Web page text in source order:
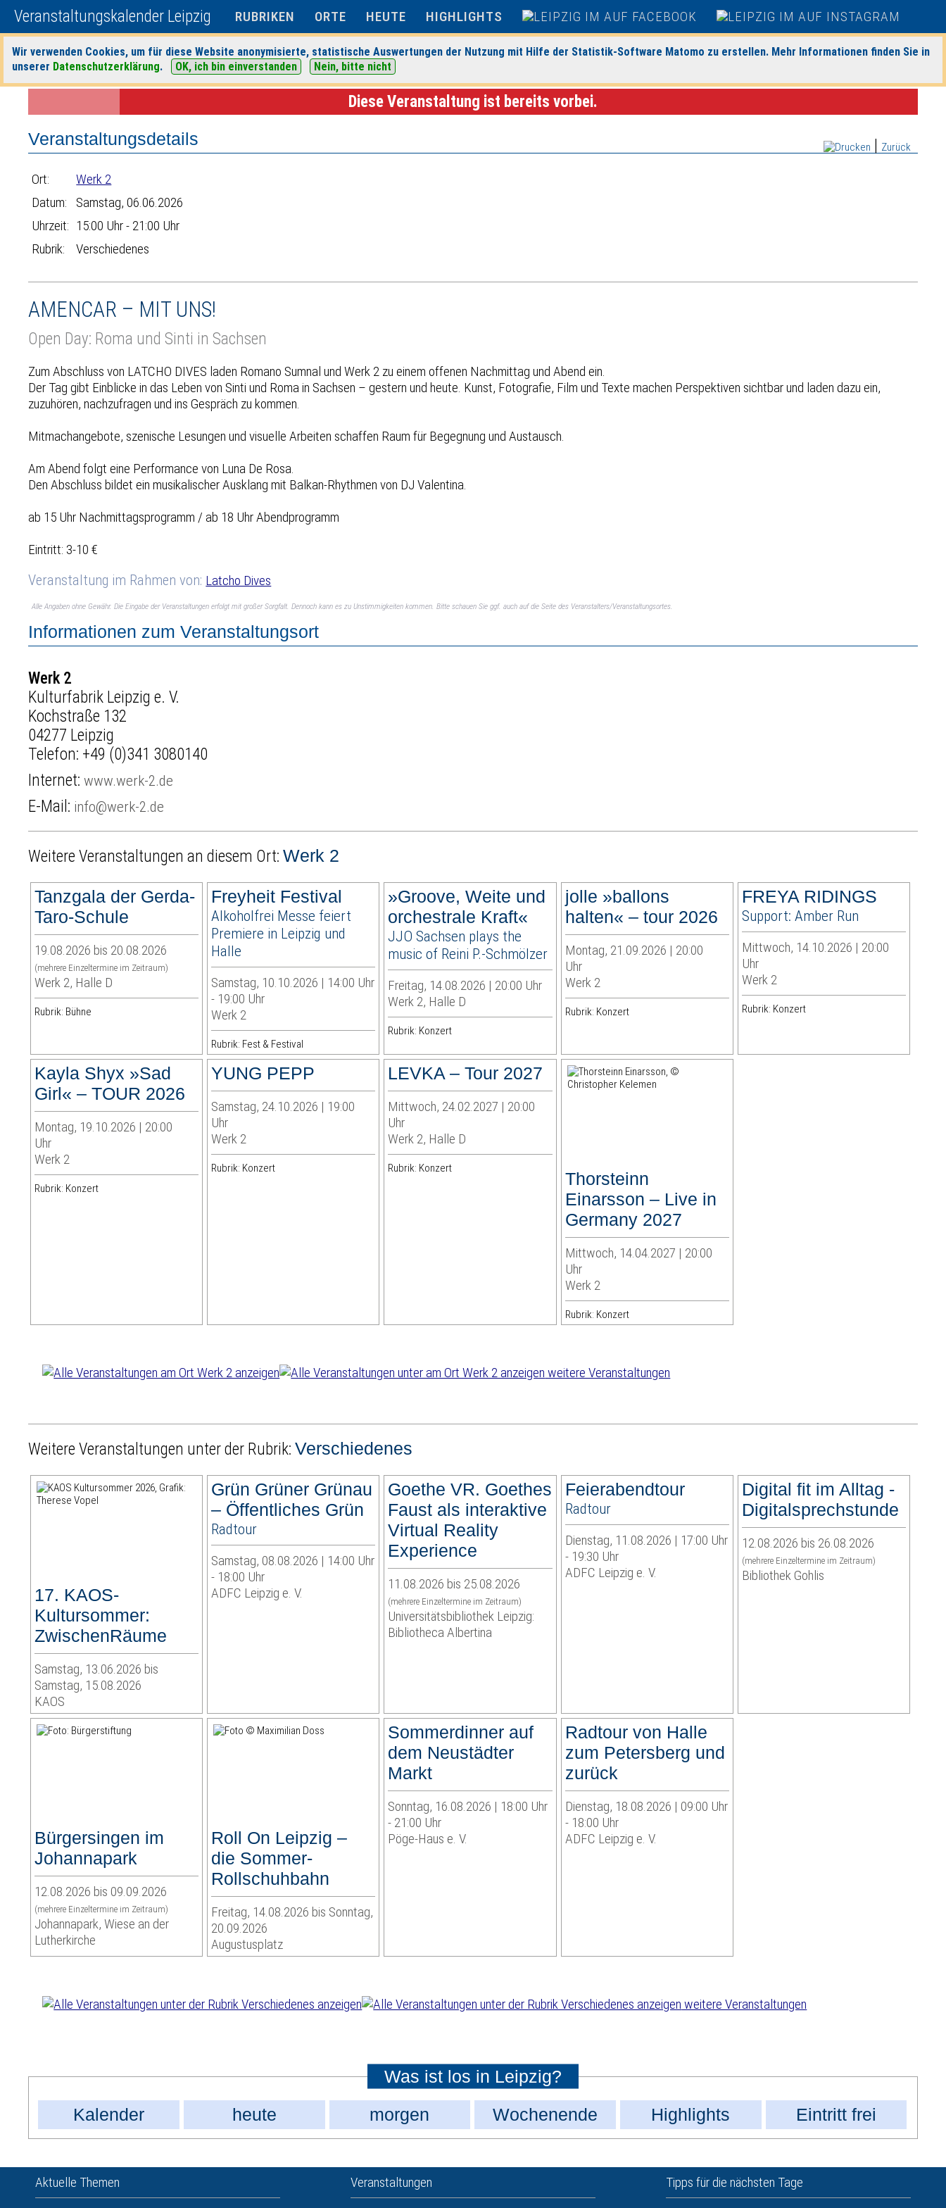
Veranstaltungskalender Leipzig RUBRIKEN ORTE HEUTE HIGHLIGHTS
Wir verwenden Cookies, um für diese Website anonymisierte, statistische Auswertungen der Nutzung mit Hilfe der Statistik-Software Matomo zu erstellen. Mehr Informationen finden Sie in
unserer Datenschutzerklärung. OK, ich bin einverstanden Nein, bitte nicht
Startseite>Veranstaltungen>Suche> Verschiedenes>Werk 2> Veranstaltungsdetails
Diese Veranstaltung ist bereits vorbei.
Zurück
Veranstaltungsdetails
Ort:
Werk 2
Datum:
Samstag, 06.06.2026
Uhrzeit: 15:00 Uhr - 21:00 Uhr
Rubrik:
Verschiedenes
AMENCAR – MIT UNS!
Open Day: Roma und Sinti in Sachsen
Zum Abschluss von LATCHO DIVES laden Romano Sumnal und Werk 2 zu einem offenen Nachmittag und Abend ein.
Der Tag gibt Einblicke in das Leben von Sinti und Roma in Sachsen – gestern und heute. Kunst, Fotografie, Film und Texte machen Perspektiven sichtbar und laden dazu ein,
zuzuhören, nachzufragen und ins Gespräch zu kommen.
Mitmachangebote, szenische Lesungen und visuelle Arbeiten schaffen Raum für Begegnung und Austausch.
Am Abend folgt eine Performance von Luna De Rosa.
Den Abschluss bildet ein musikalischer Ausklang mit Balkan-Rhythmen von DJ Valentina.
ab 15 Uhr Nachmittagsprogramm / ab 18 Uhr Abendprogramm
Eintritt: 3-10 €
Veranstaltung im Rahmen von: Latcho Dives
Alle Angaben ohne Gewähr. Die Eingabe der Veranstaltungen erfolgt mit großer Sorgfalt. Dennoch kann es zu Unstimmigkeiten kommen. Bitte schauen Sie ggf. auch auf die Seite des Veranstalters/Veranstaltungsortes.
Informationen zum Veranstaltungsort
Werk 2
Kulturfabrik Leipzig e. V.
Kochstraße 132
04277 Leipzig
Telefon: +49 (0)341 3080140
Internet:www.werk-2.de
E-Mail: info@werk-2.de
Weitere Veranstaltungen an diesem Ort:Werk 2
Tanzgala der Gerda-
Taro-Schule
19.08.2026 bis 20.08.2026
(mehrere Einzeltermine im Zeitraum)
Werk 2, Halle D
Rubrik: Bühne
Freyheit Festival
Alkoholfrei Messe feiert
Premiere in Leipzig und
Halle
Samstag, 10.10.2026 | 14:00 Uhr
- 19:00 Uhr
Werk 2
Rubrik: Fest & Festival
»Groove, Weite und
orchestrale Kraft«
JJO Sachsen plays the
music of Reini P.-Schmölzer
Freitag, 14.08.2026 | 20:00 Uhr
Werk 2, Halle D
Rubrik: Konzert
jolle »ballons
halten« – tour 2026
Montag, 21.09.2026 | 20:00
Uhr
Werk 2
Rubrik: Konzert
FREYA RIDINGS
Support: Amber Run
Mittwoch, 14.10.2026 | 20:00
Uhr
Werk 2
Rubrik: Konzert
Kayla Shyx »Sad
Girl« – TOUR 2026
Montag, 19.10.2026 | 20:00
Uhr
Werk 2
Rubrik: Konzert
YUNG PEPP
Samstag, 24.10.2026 | 19:00
Uhr
Werk 2
Rubrik: Konzert
LEVKA – Tour 2027
Mittwoch, 24.02.2027 | 20:00
Uhr
Werk 2, Halle D
Rubrik: Konzert
Thorsteinn
Einarsson – Live in
Germany 2027
Mittwoch, 14.04.2027 | 20:00
Uhr
Werk 2
Rubrik: Konzert
weitere Veranstaltungen
Weitere Veranstaltungen unter der Rubrik:Verschiedenes
17. KAOS-
Kultursommer:
ZwischenRäume
Samstag, 13.06.2026 bis
Samstag, 15.08.2026
KAOS
Grün Grüner Grünau
– Öffentliches Grün
Radtour
Samstag, 08.08.2026 | 14:00 Uhr
- 18:00 Uhr
ADFC Leipzig e. V.
Goethe VR. Goethes
Faust als interaktive
Virtual Reality
Experience
11.08.2026 bis 25.08.2026
(mehrere Einzeltermine im Zeitraum)
Universitätsbibliothek Leipzig:
Bibliotheca Albertina
Feierabendtour
Radtour
Dienstag, 11.08.2026 | 17:00 Uhr
- 19:30 Uhr
ADFC Leipzig e. V.
Digital fit im Alltag -
Digitalsprechstunde
12.08.2026 bis 26.08.2026
(mehrere Einzeltermine im Zeitraum)
Bibliothek Gohlis
Bürgersingen im
Johannapark
12.08.2026 bis 09.09.2026
(mehrere Einzeltermine im Zeitraum)
Johannapark, Wiese an der
Lutherkirche
Roll On Leipzig –
die Sommer-
Rollschuhbahn
Freitag, 14.08.2026 bis Sonntag,
20.09.2026
Augustusplatz
Sommerdinner auf
dem Neustädter
Markt
Sonntag, 16.08.2026 | 18:00 Uhr
- 21:00 Uhr
Pöge-Haus e. V.
Radtour von Halle
zum Petersberg und
zurück
Dienstag, 18.08.2026 | 09:00 Uhr
- 18:00 Uhr
ADFC Leipzig e. V.
weitere Veranstaltungen
Was ist los in Leipzig?
Kalender
heute morgen Wochenende Highlights Eintritt frei
Aktuelle Themen
Veranstaltungen
Tipps für die nächsten Tage